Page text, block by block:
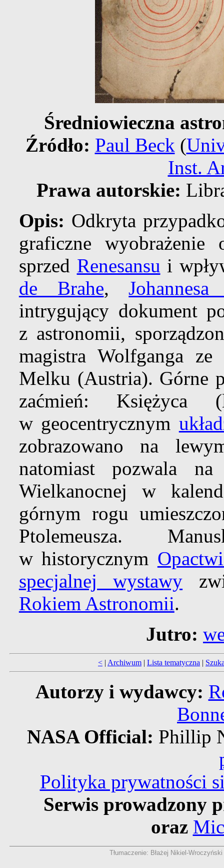
Średniowieczna
Źródło: Paul Beck (
Inst.
Prawa autorskie:
Opis: Odkryta
graficzne wyobrażenie
sprzed Renesansu i
de Brahe,
intrygujący dokument
z astronomii,
magistra Wolfganga
Melku (Austria). Górne
zaćmień:
w geocentrycznym
zobrazowano na
natomiast pozwala
Wielkanocnej w
górnym rogu
Ptolemeusza.
w historycznym
specjalnej wystawy
Rokiem Astronomii.
Jutro:
< | Archiwum | Lista tematyczna |
Autorzy i wydawcy:
NASA Official: Phillip
Polityka prywatności
Serwis prowadzony
oraz
Tłumaczenie: Błażej Nikiel-Wroczyński